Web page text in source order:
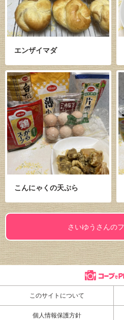
エンザイマダ
こんにゃくの天ぷら
さいゆうさんの
このサイトについて
個人情報保護方針